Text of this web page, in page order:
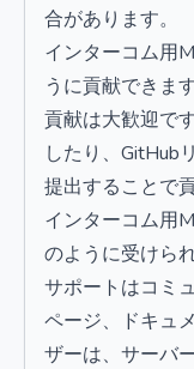
合があります。
インターコム用
うに貢献できま
貢献は大歓迎で
したり、GitHub
提出することで
インターコム用
のように受けら
サポートはコミ
ページ、ドキュ
ザーは、サーバ